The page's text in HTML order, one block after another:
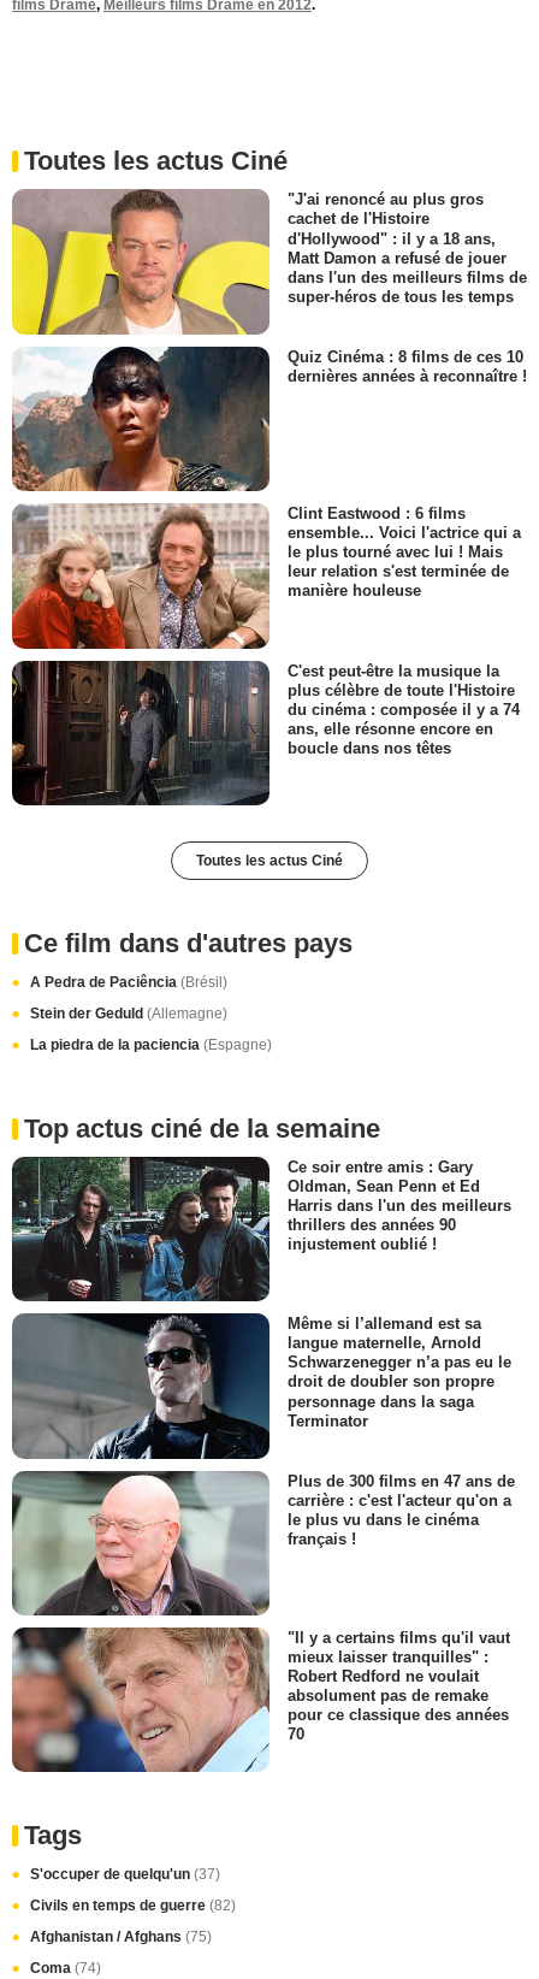
films Drame, Meilleurs films Drame en 2012.
Toutes les actus Ciné
"J'ai renoncé au plus gros
cachet de l'Histoire
d'Hollywood" : il y a 18 ans,
Matt Damon a refusé de jouer
dans l'un des meilleurs films de
super-héros de tous les temps
Quiz Cinéma : 8 films de ces 10
dernières années à reconnaître !
Clint Eastwood : 6 films
ensemble... Voici l'actrice qui a
le plus tourné avec lui ! Mais
leur relation s'est terminée de
manière houleuse
C'est peut-être la musique la
plus célèbre de toute l'Histoire
du cinéma : composée il y a 74
ans, elle résonne encore en
boucle dans nos têtes
Toutes les actus Ciné
Ce film dans d'autres pays
A Pedra de Paciência (Brésil)
Stein der Geduld (Allemagne)
La piedra de la paciencia (Espagne)
Top actus ciné de la semaine
Ce soir entre amis : Gary
Oldman, Sean Penn et Ed
Harris dans l'un des meilleurs
thrillers des années 90
injustement oublié !
Même si l’allemand est sa
langue maternelle, Arnold
Schwarzenegger n’a pas eu le
droit de doubler son propre
personnage dans la saga
Terminator
Plus de 300 films en 47 ans de
carrière : c'est l'acteur qu'on a
le plus vu dans le cinéma
français !
"Il y a certains films qu'il vaut
mieux laisser tranquilles" :
Robert Redford ne voulait
absolument pas de remake
pour ce classique des années
70
Tags
S'occuper de quelqu'un (37)
Civils en temps de guerre (82)
Afghanistan / Afghans (75)
Coma (74)